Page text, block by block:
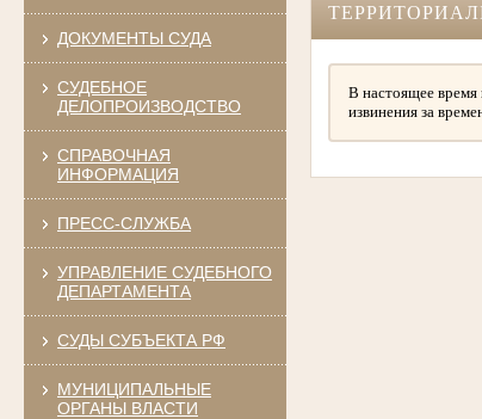
ДОКУМЕНТЫ СУДА
СУДЕБНОЕ
ДЕЛОПРОИЗВОДСТВО
СПРАВОЧНАЯ
ИНФОРМАЦИЯ
ПРЕСС-СЛУЖБА
УПРАВЛЕНИЕ СУДЕБНОГО
ДЕПАРТАМЕНТА
СУДЫ СУБЪЕКТА РФ
МУНИЦИПАЛЬНЫЕ
ОРГАНЫ ВЛАСТИ
В настоящее время
извинения за